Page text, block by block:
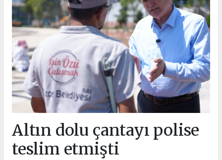
Altın dolu çantayı polise
teslim etmişti